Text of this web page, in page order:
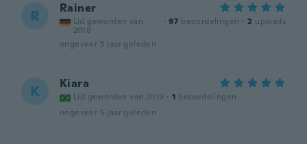
R Rainer
Lid geworden van
2018
· 97 beoordelingen · 2 uploads
ongeveer 5 jaar geleden
K Kiara
Lid geworden van 2019 · 1 beoordelingen
ongeveer 5 jaar geleden